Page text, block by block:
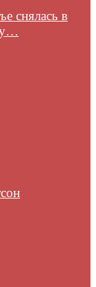
снялась в